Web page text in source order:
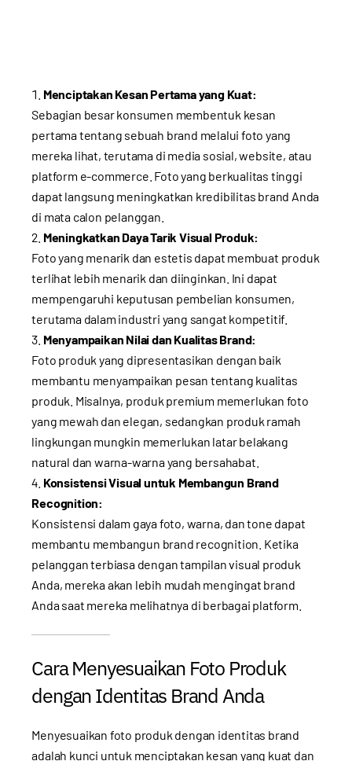
Menciptakan Kesan Pertama yang Kuat:
Sebagian besar konsumen membentuk kesan
pertama tentang sebuah brand melalui foto yang
mereka lihat, terutama di media sosial, website, atau
platform e-commerce. Foto yang berkualitas tinggi
dapat langsung meningkatkan kredibilitas brand Anda
di mata calon pelanggan.
Meningkatkan Daya Tarik Visual Produk:
Foto yang menarik dan estetis dapat membuat produk
terlihat lebih menarik dan diinginkan. Ini dapat
mempengaruhi keputusan pembelian konsumen,
terutama dalam industri yang sangat kompetitif.
Menyampaikan Nilai dan Kualitas Brand:
Foto produk yang dipresentasikan dengan baik
membantu menyampaikan pesan tentang kualitas
produk. Misalnya, produk premium memerlukan foto
yang mewah dan elegan, sedangkan produk ramah
lingkungan mungkin memerlukan latar belakang
natural dan warna-warna yang bersahabat.
Konsistensi Visual untuk Membangun Brand
Recognition:
Konsistensi dalam gaya foto, warna, dan tone dapat
membantu membangun brand recognition. Ketika
pelanggan terbiasa dengan tampilan visual produk
Anda, mereka akan lebih mudah mengingat brand
Anda saat mereka melihatnya di berbagai platform.
Cara Menyesuaikan Foto Produk
dengan Identitas Brand Anda
Menyesuaikan foto produk dengan identitas brand
adalah kunci untuk menciptakan kesan yang kuat dan